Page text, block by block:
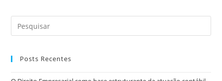
Posts Recentes